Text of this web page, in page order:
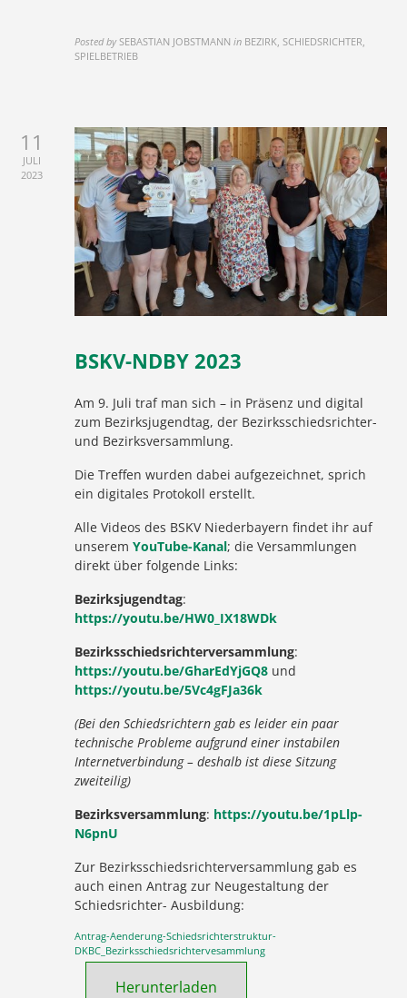
Posted by SEBASTIAN JOBSTMANN in BEZIRK, SCHIEDSRICHTER,
SPIELBETRIEB
11
JULI
2023
BSKV-NDBY 2023
Am 9. Juli traf man sich – in Präsenz und digital
zum Bezirksjugendtag, der Bezirksschiedsrichter-
und Bezirksversammlung.
Die Treffen wurden dabei aufgezeichnet, sprich
ein digitales Protokoll erstellt.
Alle Videos des BSKV Niederbayern findet ihr auf
unseremYouTube-Kanal; die Versammlungen
direkt über folgende Links:
Bezirksjugendtag:
https://youtu.be/HW0_IX18WDk
Bezirksschiedsrichterversammlung:
https://youtu.be/GharEdYjGQ8 und
https://youtu.be/5Vc4gFJa36k
(Bei den Schiedsrichtern gab es leider ein paar
technische Probleme aufgrund einer instabilen
Internetverbindung – deshalb ist diese Sitzung
zweiteilig)
Bezirksversammlung: https://youtu.be/1pLlp-
N6pnU
Zur Bezirksschiedsrichterversammlung gab es
auch einen Antrag zur Neugestaltung der
Schiedsrichter- Ausbildung:
Antrag-Aenderung-Schiedsrichterstruktur-
DKBC_Bezirksschiedsrichtervesammlung
Herunterladen